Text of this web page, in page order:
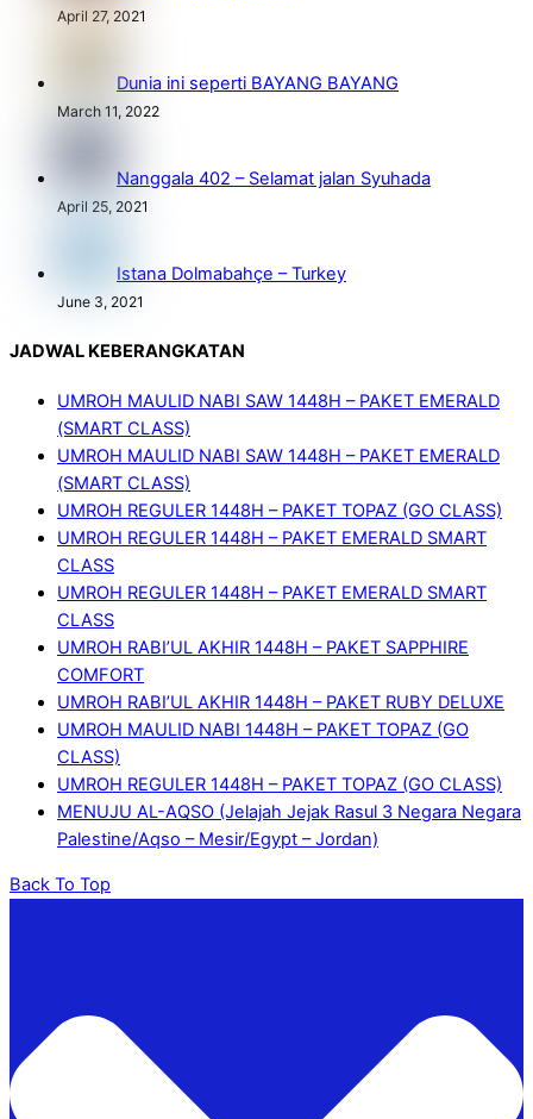
April 27, 2021
Dunia ini seperti BAYANG BAYANG
March 11, 2022
Nanggala 402 – Selamat jalan Syuhada
April 25, 2021
Istana Dolmabahçe – Turkey
June 3, 2021
JADWAL KEBERANGKATAN
UMROH MAULID NABI SAW 1448H – PAKET EMERALD
(SMART CLASS)
UMROH MAULID NABI SAW 1448H – PAKET EMERALD
(SMART CLASS)
UMROH REGULER 1448H – PAKET TOPAZ (GO CLASS)
UMROH REGULER 1448H – PAKET EMERALD SMART
CLASS
UMROH REGULER 1448H – PAKET EMERALD SMART
CLASS
UMROH RABI’UL AKHIR 1448H – PAKET SAPPHIRE
COMFORT
UMROH RABI’UL AKHIR 1448H – PAKET RUBY DELUXE
UMROH MAULID NABI 1448H – PAKET TOPAZ (GO
CLASS)
UMROH REGULER 1448H – PAKET TOPAZ (GO CLASS)
MENUJU AL-AQSO (Jelajah Jejak Rasul 3 Negara Negara
Palestine/Aqso – Mesir/Egypt – Jordan)
Back To Top